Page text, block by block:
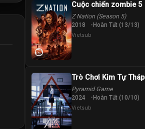
Cuộc chiến zombie 5
Z Nation (Season 5)
2018 Hoàn Tất (13/13)
Vietsub
Trò Chơi Kim Tự Tháp
Pyramid Game
2024 Hoàn Tất (10/10)
Vietsub